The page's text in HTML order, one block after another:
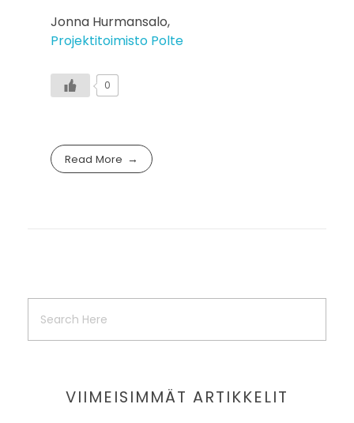
Jonna Hurmansalo,
Projektitoimisto Polte
0
Read More
VIIMEISIMMÄT ARTIKKELIT